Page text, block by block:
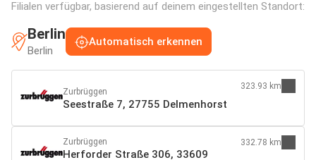
Filialen verfügbar, basierend auf deinem eingestellten Standort:
Berlin
Berlin
Automatisch erkennen
Zurbrüggen
Seestraße 7, 27755 Delmenhorst
323.93 km
Zurbrüggen
Herforder Straße 306, 33609
332.78 km